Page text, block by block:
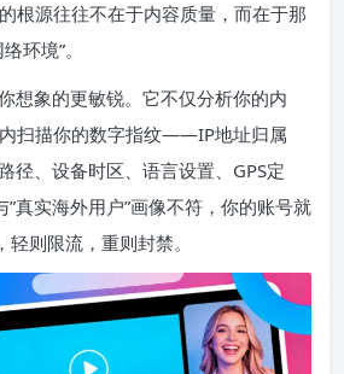
根源往往不在于内容质量，而在于那
环境”。
想象的更敏锐。它不仅分析你的内
扫描你的数字指纹——IP地址归属
径、设备时区、语言设置、GPS定
真实海外用户”画像不符，你的账号就
轻则限流，重则封禁。